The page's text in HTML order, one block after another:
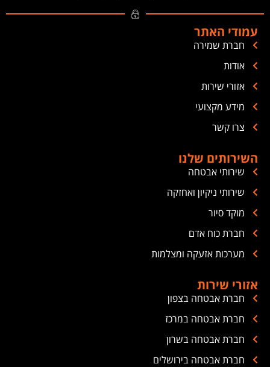
עמודי האתר
חברת שמירה
אודות
אזורי שירות
מידע מקצועי
צרו קשר
השירותים שלנו
שירותי אבטחה
שירותי ניקיון ואחזקה
מוקד סיור
חברת כוח אדם
מערכות אזעקה ומצלמות
אזורי שירות
חברת אבטחה בצפון
חברת אבטחה במרכז
חברת אבטחה בשרון
חברת אבטחה בירושלים